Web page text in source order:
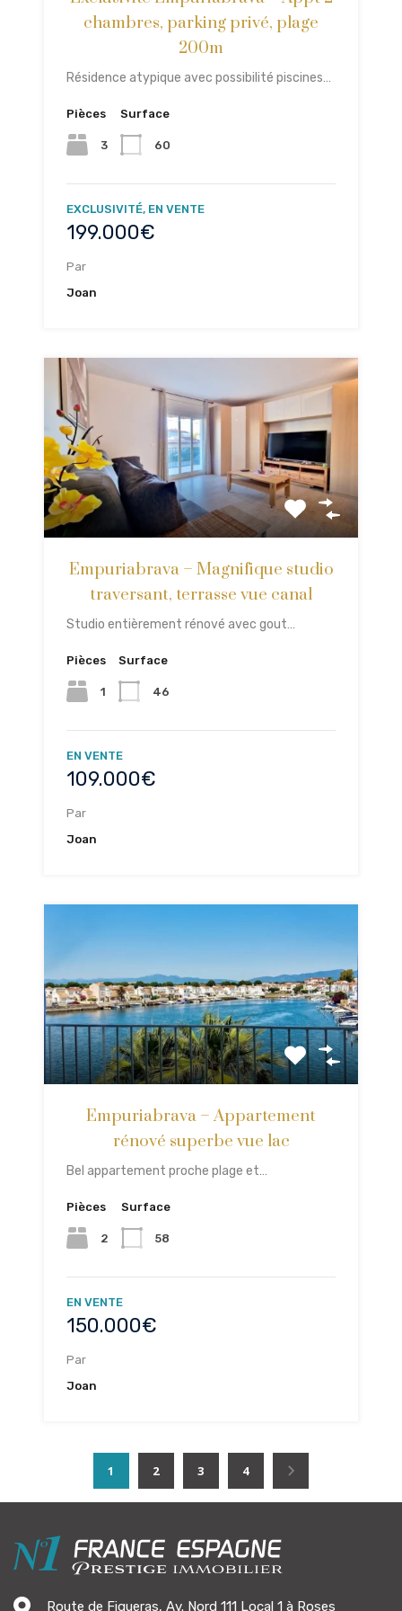
chambres, parking privé, plage
200m
Résidence atypique avec possibilité piscines…
Pièces
3
Surface
60
EXCLUSIVITÉ, EN VENTE
199.000€
Par
Joan
Empuriabrava – Magnifique studio
traversant, terrasse vue canal
Studio entièrement rénové avec gout…
Pièces
1
Surface
46
EN VENTE
109.000€
Par
Joan
Empuriabrava – Appartement
rénové superbe vue lac
Bel appartement proche plage et…
Pièces
2
Surface
58
EN VENTE
150.000€
Par
Joan
1 2 3 4
Route de Figueras, Av. Nord 111 Local 1 à Roses